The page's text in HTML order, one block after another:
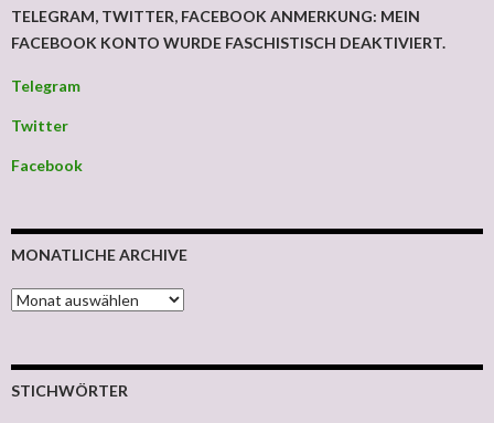
TELEGRAM, TWITTER, FACEBOOK ANMERKUNG: MEIN
FACEBOOK KONTO WURDE FASCHISTISCH DEAKTIVIERT.
Telegram
Twitter
Facebook
MONATLICHE ARCHIVE
MONATLICHE ARCHIVE
STICHWÖRTER